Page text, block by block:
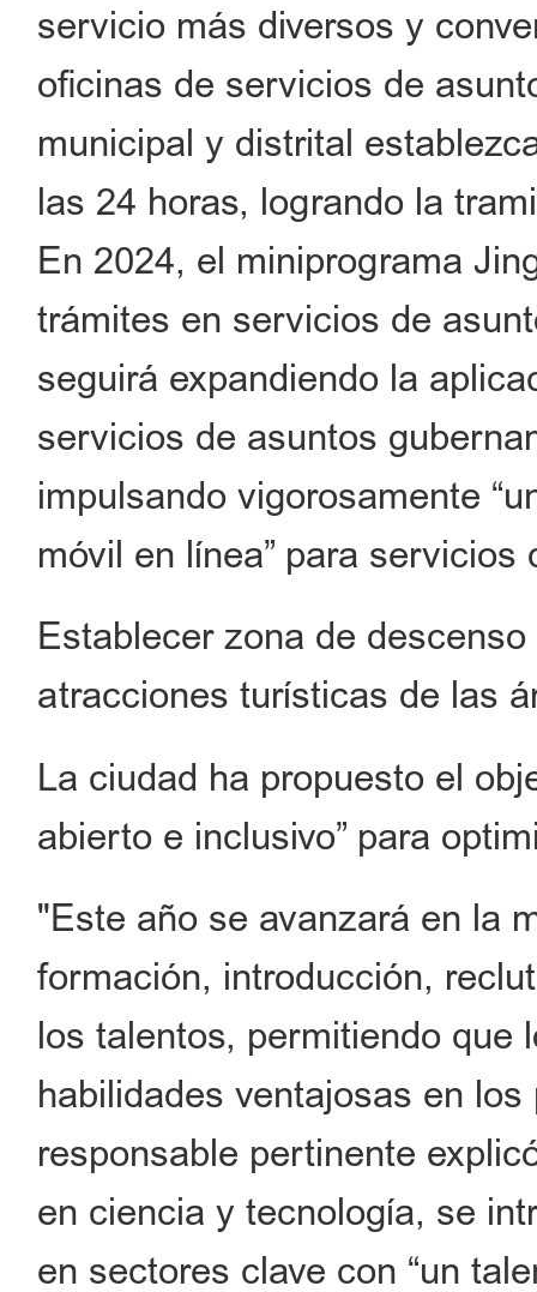
servicio más diversos y
oficinas de servicios de
municipal y distrital
las 24 horas, logrando la
En 2024, el miniprograma
trámites en servicios de
seguirá expandiendo la
servicios de asuntos
impulsando vigorosamente
móvil en línea” para
Establecer zona de
atracciones turísticas de las
La ciudad ha propuesto el
abierto e inclusivo” para
"Este año se avanzará en la
formación, introducción,
los talentos, permitiendo que
habilidades ventajosas en
responsable pertinente
en ciencia y tecnología, se
en sectores clave con “un